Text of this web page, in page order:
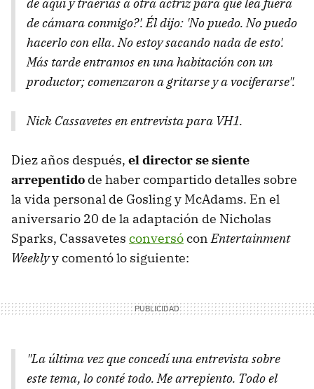
de aquí y traerías a otra actriz para que lea fuera
de cámara conmigo?'. Él dijo: 'No puedo. No puedo
hacerlo con ella. No estoy sacando nada de esto'.
Más tarde entramos en una habitación con un
productor; comenzaron a gritarse y a vociferarse".
Nick Cassavetes en entrevista para VH1.
Diez años después, el director se siente
arrepentido de haber compartido detalles sobre
la vida personal de Gosling y McAdams. En el
aniversario 20 de la adaptación de Nicholas
Sparks, Cassavetes conversóconEntertainment
Weeklyy comentó lo siguiente:
"La última vez que concedí una entrevista sobre
este tema, lo conté todo. Me arrepiento. Todo el